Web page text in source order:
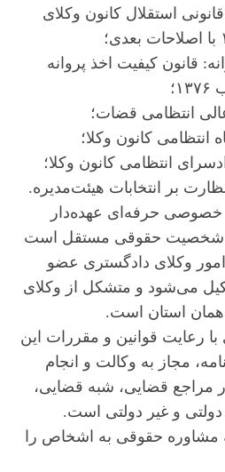
قانونی استقلال کانون وکلای
قانون کیفیت اخذ پروانه
خصوصی حرفه‌ای عهده‌دار
شخصیت حقوقی مستقل است
وکلای دادگستری عضو
می‌شود و متشکل از وکلای
همان استان است.
با رعایت قوانین و مقررات این
مجاز به وکالت و انجام
مراجع قضایی، شبه قضایی،
دولتی و غیر دولتی است.
مشاوره حقوقی به اشخاص را